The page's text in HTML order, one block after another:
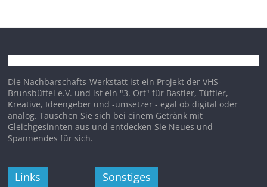
Die Nachbarschafts-Werkstatt ist ein Projekt der VHS-
Brunsbüttel e.V. und ist ein "3. Ort" für Bastler, Tüftler,
Kreative, Ideengeber und -umsetzer - egal ob digital oder
analog. Tauschen Sie sich bei einem Getränk mit
Gleichgesinnten aus und entdecken Sie Neues und
Spannendes für sich.
Links Sonstiges